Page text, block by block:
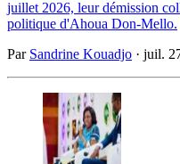
juillet 2026, leur démission
politique d'Ahoua Don-Mello.
Par Sandrine Kouadjo · juil.